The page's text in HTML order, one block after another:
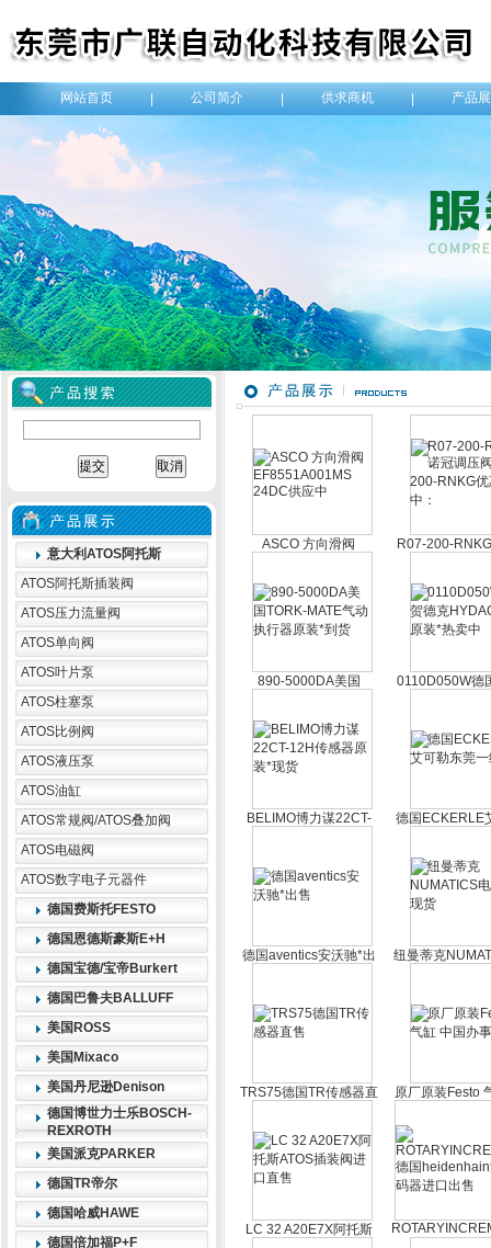
网站首页 公司简介 供求商机 产品
意大利ATOS阿托斯
ATOS阿托斯插装阀
ATOS压力流量阀
ATOS单向阀
ATOS叶片泵
ATOS柱塞泵
ATOS比例阀
ATOS液压泵
ATOS油缸
ATOS常规阀/ATOS叠加阀
ATOS电磁阀
ATOS数字电子元器件
德国费斯托FESTO
德国恩德斯豪斯E+H
德国宝德/宝帝Burkert
德国巴鲁夫BALLUFF
美国ROSS
美国Mixaco
美国丹尼逊Denison
德国博世力士乐BOSCH-
REXROTH
美国派克PARKER
德国TR帝尔
德国哈威HAWE
德国倍加福P+F
ASCO 方向滑阀
R07-200-
优惠供应中
890-5000DA美国
0110D050W德
BELIMO博力谋22CT-
德国ECKERLE
德国aventics安沃驰*出
纽曼蒂克
TRS75德国TR传感器直
原厂原装Festo
LC 32 A20E7X阿托斯